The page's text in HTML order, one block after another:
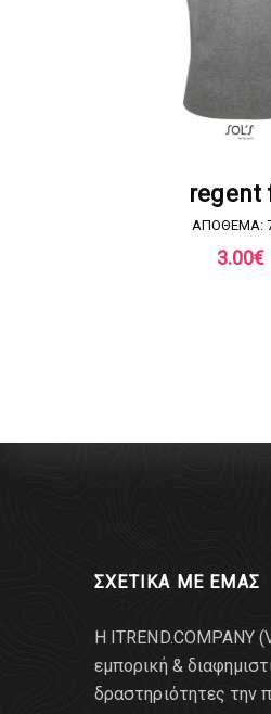
ΖΗΤΗΣΤΕ
regent
ΑΠΟΘΕΜΑ:
3.00€
ΣΧΕΤΙΚΑ ΜΕ ΕΜΑΣ
Η ITREND.COMPANY
εμπορική &
δραστηριότητες την